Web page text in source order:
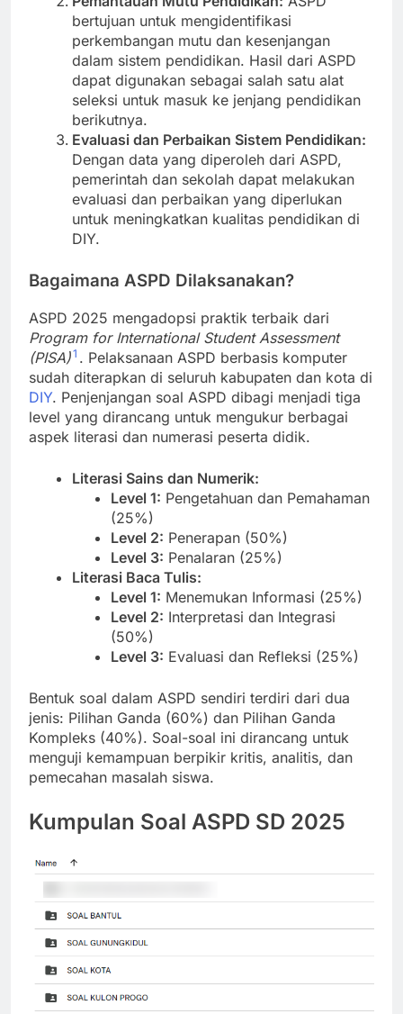
bertujuan untuk mengidentifikasi
perkembangan mutu dan kesenjangan
dalam sistem pendidikan. Hasil dari ASPD
dapat digunakan sebagai salah satu alat
seleksi untuk masuk ke jenjang pendidikan
berikutnya.
Evaluasi dan Perbaikan Sistem Pendidikan:
Dengan data yang diperoleh dari ASPD,
pemerintah dan sekolah dapat melakukan
evaluasi dan perbaikan yang diperlukan
untuk meningkatkan kualitas pendidikan di
DIY.
Bagaimana ASPD Dilaksanakan?
ASPD 2025 mengadopsi praktik terbaik dari
Program for International Student Assessment
(PISA)1 . Pelaksanaan ASPD berbasis komputer
sudah diterapkan di seluruh kabupaten dan kota di
DIY. Penjenjangan soal ASPD dibagi menjadi tiga
level yang dirancang untuk mengukur berbagai
aspek literasi dan numerasi peserta didik.
Literasi Sains dan Numerik:
Level 1: Pengetahuan dan Pemahaman
(25%)
Level 2: Penerapan (50%)
Level 3: Penalaran (25%)
Literasi Baca Tulis:
Level 1: Menemukan Informasi (25%)
Level 2: Interpretasi dan Integrasi
(50%)
Level 3: Evaluasi dan Refleksi (25%)
Bentuk soal dalam ASPD sendiri terdiri dari dua
jenis: Pilihan Ganda (60%) dan Pilihan Ganda
Kompleks (40%). Soal-soal ini dirancang untuk
menguji kemampuan berpikir kritis, analitis, dan
pemecahan masalah siswa.
Kumpulan Soal ASPD SD 2025